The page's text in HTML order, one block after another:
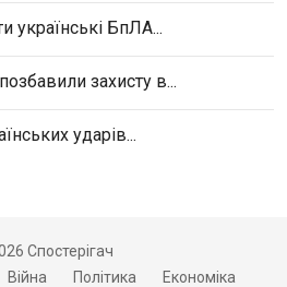
українські БпЛА...
захисту в...
ударів...
Спостерігач
Війна Політика Економіка